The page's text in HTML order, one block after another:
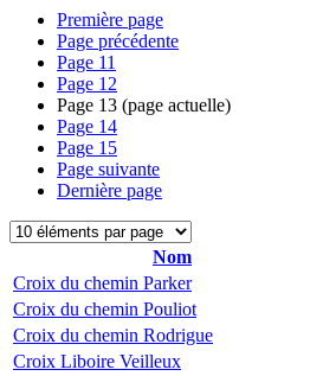
Première page
Page précédente
Page 11
Page 12
Page 13 (page actuelle)
Page 14
Page 15
Page suivante
Dernière page
Nom
Croix du chemin Parker
Croix du chemin Pouliot
Croix du chemin Rodrigue
Croix Liboire Veilleux